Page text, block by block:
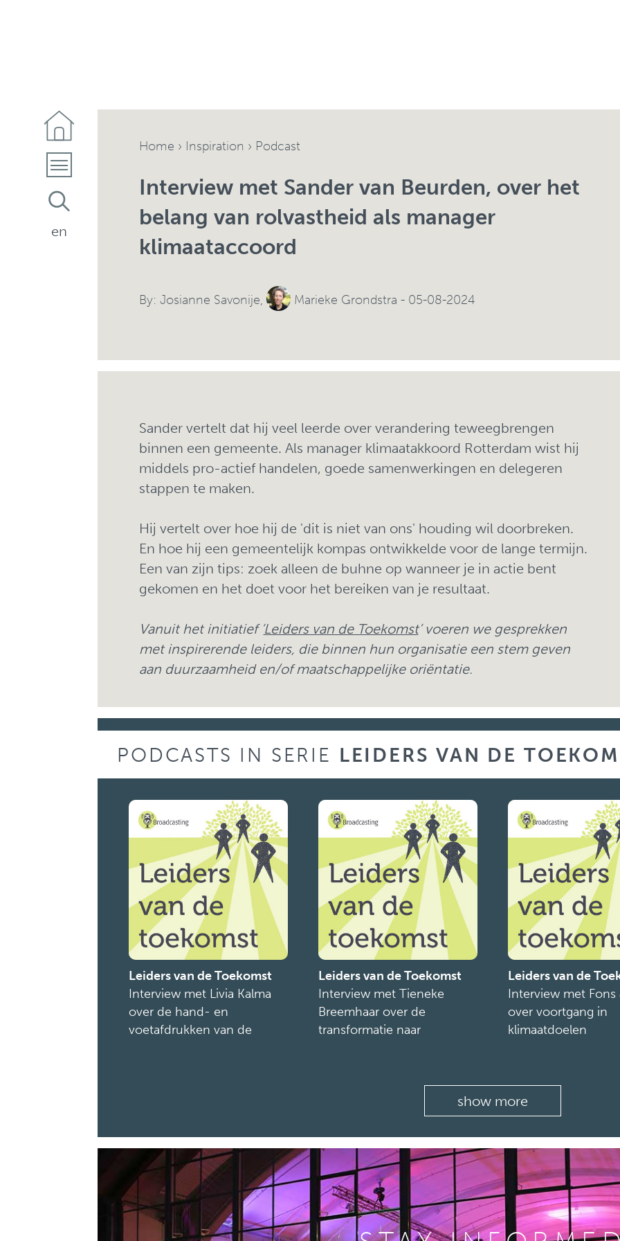
Home › Inspiration › Podcast
Interview met Sander van Beurden, over het
belang van rolvastheid als manager
klimaataccoord
By: Josianne Savonije Marieke Grondstra - 05-08-2024
Sander vertelt dat hij veel leerde over verandering teweegbrengen
binnen een gemeente. Als manager klimaatakkoord Rotterdam wist hij
middels pro-actief handelen, goede samenwerkingen en delegeren
stappen te maken.
Hij vertelt over hoe hij de 'dit is niet van ons' houding wil doorbreken.
En hoe hij een gemeentelijk kompas ontwikkelde voor de lange termijn.
Een van zijn tips: zoek alleen de buhne op wanneer je in actie bent
gekomen en het doet voor het bereiken van je resultaat.
Vanuit het initiatief ‘ Leiders van de Toekomst’ voeren we gesprekken
met inspirerende leiders, die binnen hun organisatie een stem geven
aan duurzaamheid en/of maatschappelijke oriëntatie.
PODCASTS IN SERIE LEIDERS VAN DE
Leiders van de Toekomst
Interview met Livia Kalma
over de hand- en
voetafdrukken van de
Leiders van de Toekomst
Interview met Tieneke
Breemhaar over de
transformatie naar
Leiders van de
Interview met Fons
over voortgang in
klimaatdoelen
show more
en